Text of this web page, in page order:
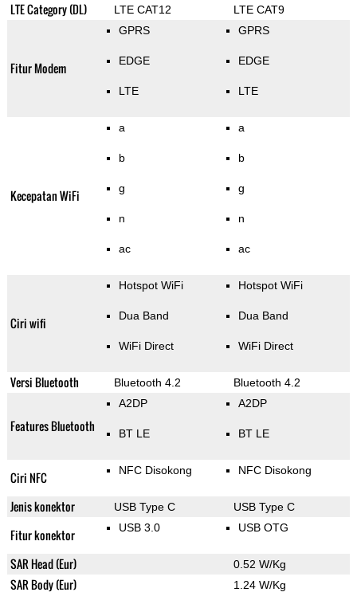
LTE Category (DL) LTE CAT12 LTE CAT9
Fitur Modem
GPRS
EDGE
LTE
GPRS
EDGE
LTE
Kecepatan WiFi
a
b
g
n
ac
a
b
g
n
ac
Ciri wifi
Hotspot WiFi
Dua Band
WiFi Direct
Hotspot WiFi
Dua Band
WiFi Direct
Versi Bluetooth Bluetooth 4.2 Bluetooth 4.2
Features Bluetooth
A2DP
BT LE
A2DP
BT LE
Ciri NFC NFC Disokong NFC Disokong
Jenis konektor USB Type C USB Type C
Fitur konektor USB 3.0 USB OTG
SAR Head (Eur) 0.52 W/Kg
SAR Body (Eur) 1.24 W/Kg